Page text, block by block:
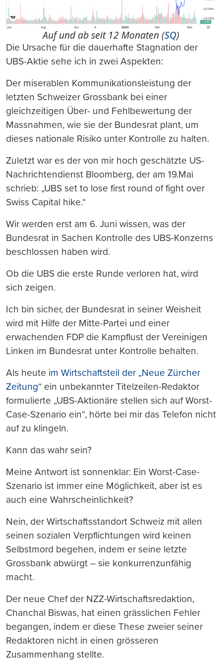
Auf und ab seit 12 Monaten (SQ)
Die Ursache für die dauerhafte Stagnation der
UBS-Aktie sehe ich in zwei Aspekten:
Der miserablen Kommunikationsleistung der
letzten Schweizer Grossbank bei einer
gleichzeitigen Über- und Fehlbewertung der
Massnahmen, wie sie der Bundesrat plant, um
dieses nationale Risiko unter Kontrolle zu halten.
Zuletzt war es der von mir hoch geschätzte US-
Nachrichtendienst Bloomberg, der am 19.Mai
schrieb: „UBS set to lose first round of fight over
Swiss Capital hike.“
Wir werden erst am 6. Juni wissen, was der
Bundesrat in Sachen Kontrolle des UBS-Konzerns
beschlossen haben wird.
Ob die UBS die erste Runde verloren hat, wird
sich zeigen.
Ich bin sicher, der Bundesrat in seiner Weisheit
wird mit Hilfe der Mitte-Partei und einer
erwachenden FDP die Kampflust der Vereinigen
Linken im Bundesrat unter Kontrolle behalten.
Als heute im Wirtschaftsteil der „Neue Zürcher
Zeitung“ ein unbekannter Titelzeilen-Redaktor
formulierte „UBS-Aktionäre stellen sich auf Worst-
Case-Szenario ein“, hörte bei mir das Telefon nicht
auf zu klingeln.
Kann das wahr sein?
Meine Antwort ist sonnenklar: Ein Worst-Case-
Szenario ist immer eine Möglichkeit, aber ist es
auch eine Wahrscheinlichkeit?
Nein, der Wirtschaftsstandort Schweiz mit allen
seinen sozialen Verpflichtungen wird keinen
Selbstmord begehen, indem er seine letzte
Grossbank abwürgt – sie konkurrenzunfähig
macht.
Der neue Chef der NZZ-Wirtschaftsredaktion,
Chanchal Biswas, hat einen grässlichen Fehler
begangen, indem er diese These zweier seiner
Redaktoren nicht in einen grösseren
Zusammenhang stellte.